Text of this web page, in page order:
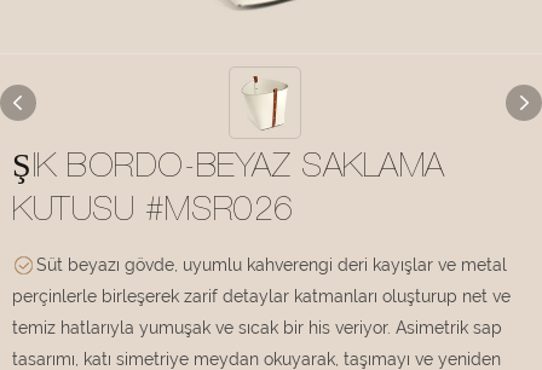
ŞIK BORDO-BEYAZ SAKLAMA
KUTUSU #MSR026
Süt beyazı gövde, uyumlu kahverengi deri kayışlar ve metal
perçinlerle birleşerek zarif detaylar katmanları oluşturup net ve
temiz hatlarıyla yumuşak ve sıcak bir his veriyor. Asimetrik sap
tasarımı, katı simetriye meydan okuyarak, taşımayı ve yeniden